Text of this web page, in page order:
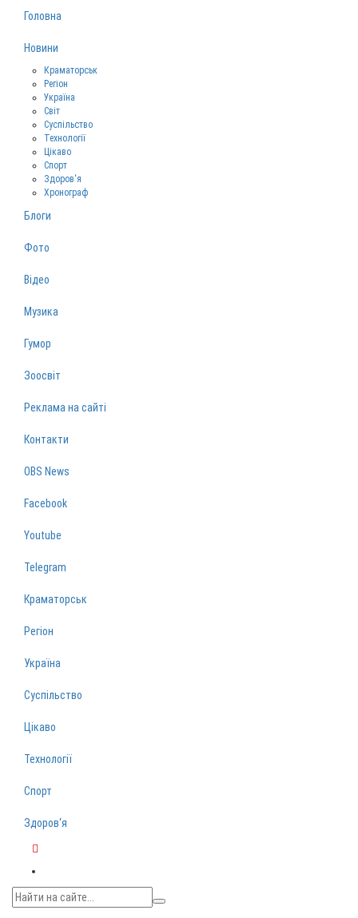
Головна
Новини
Краматорськ
Регіон
Україна
Світ
Суспільство
Технології
Цікаво
Спорт
Здоров‘я
Хронограф
Блоги
Фото
Відео
Музика
Гумор
Зоосвіт
Реклама на сайті
Контакти
OBS News
Facebook
Youtube
Telegram
Краматорськ
Регіон
Україна
Суспільство
Цікаво
Технології
Спорт
Здоров‘я